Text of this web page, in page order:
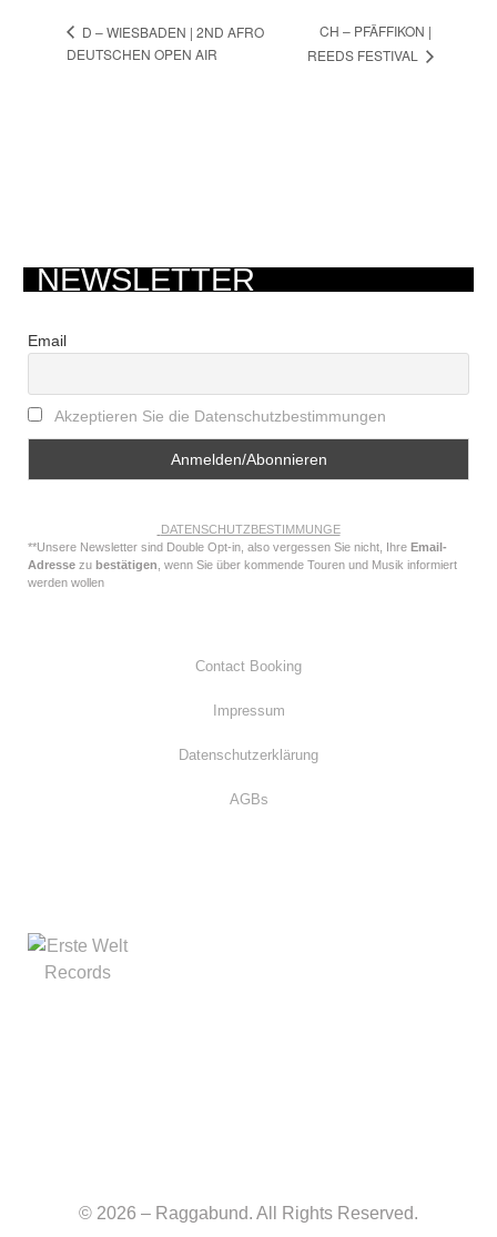
D – WIESBADEN | 2ND AFRO
DEUTSCHEN OPEN AIR
CH – PFÄFFIKON |
REEDS FESTIVAL
NEWSLETTER
Email
Akzeptieren Sie die Datenschutzbestimmungen
DATENSCHUTZBESTIMMUNGE
**Unsere Newsletter sind Double Opt-in, also vergessen Sie nicht, Ihre Email-
Adresse zu bestätigen , wenn Sie über kommende Touren und Musik informiert
werden wollen
Contact Booking
Impressum
Datenschutzerklärung
AGBs
© 2026 – Raggabund. All Rights Reserved.